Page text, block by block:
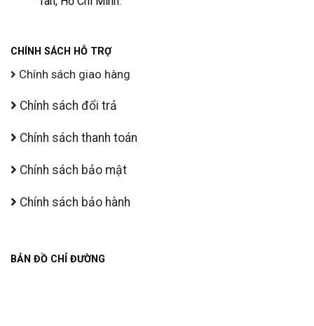
CHÍNH SÁCH HỖ TRỢ
Chính sách giao hàng
Chính sách đổi trả
Chính sách thanh toán
Chính sách bảo mật
Chính sách bảo hành
BẢN ĐỒ CHỈ ĐƯỜNG